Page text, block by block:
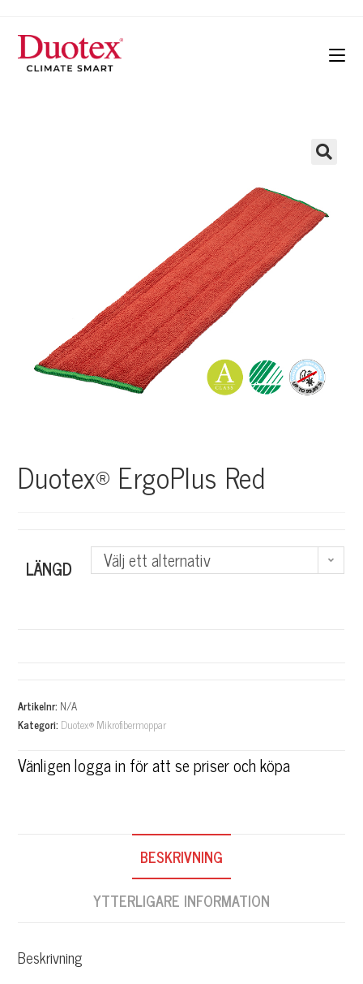
Duotex® ErgoPlus Red
LÄNGD Välj ett alternativ
l
t
e
e
Artikelnr: N/A
Kategori: Duotex® Mikrofibermoppar
Vänligen logga in för att se priser och köpa
BESKRIVNING
YTTERLIGARE INFORMATION
Beskrivning